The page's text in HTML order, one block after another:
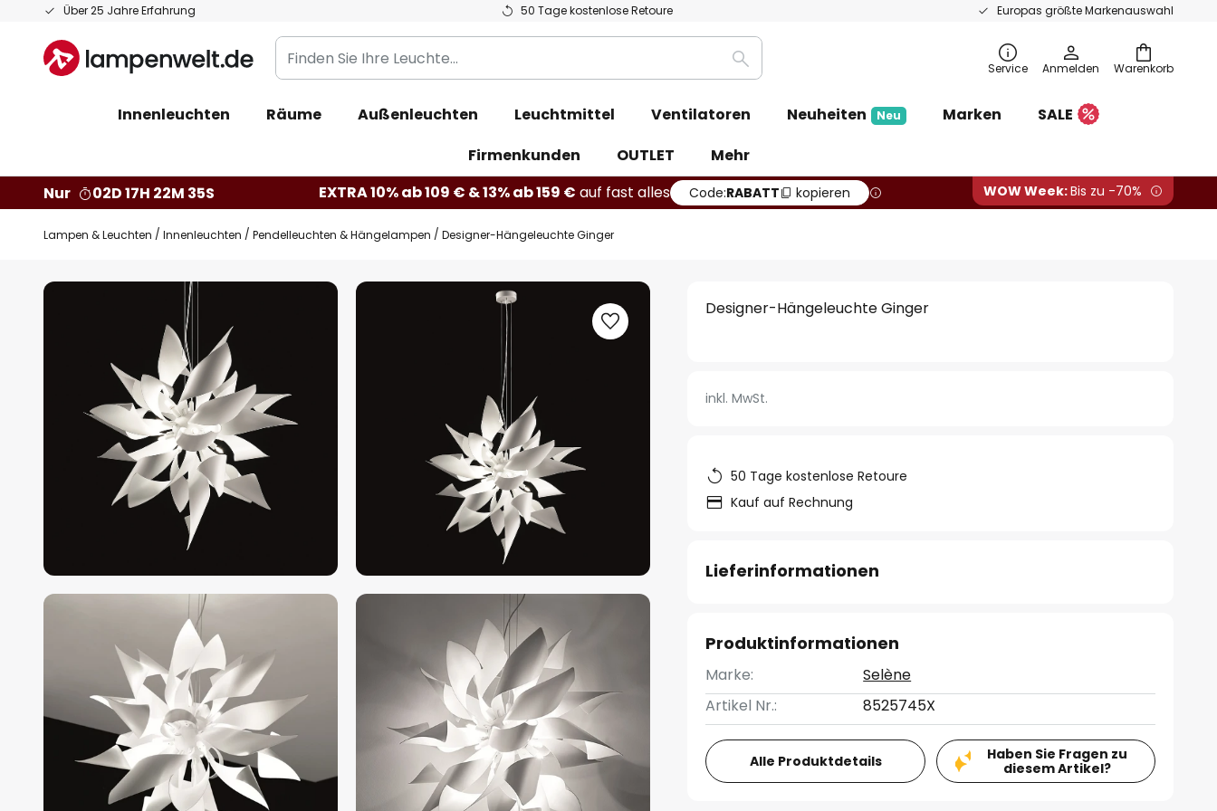
Über 25 Jahre Erfahrung 50 Tage kostenlose Retoure Europas größte Markenauswahl
Zum
springen
Warenkorb
Finden
Sie
Leuchte...
Suche Service Anmelden
Innenleuchten Räume Außenleuchten Leuchtmittel Ventilatoren Neuheiten Neu Marken
SALE
Firmenkunden
OUTLET
Mehr
Nur
02D 17H 22M 34S EXTRA 10% ab 109 € & 13% ab 159 € auf fast alles Code:RABATT kopieren WOW Week:Bis zu -70%
Lampen & Leuchten Innenleuchten Pendelleuchten & Hängelampen Designer-Hängeleuchte Ginger
Zum
Bildgalerie
Designer-Hängeleuchte Ginger
inkl. MwSt.
50 Tage kostenlose Retoure
Kauf auf Rechnung
Lieferinformationen
Produktinformationen
Marke:
Selène
Artikel Nr.:
8525745X
Alle Produktdetails
Haben Sie Fragen zu
diesem Artikel?